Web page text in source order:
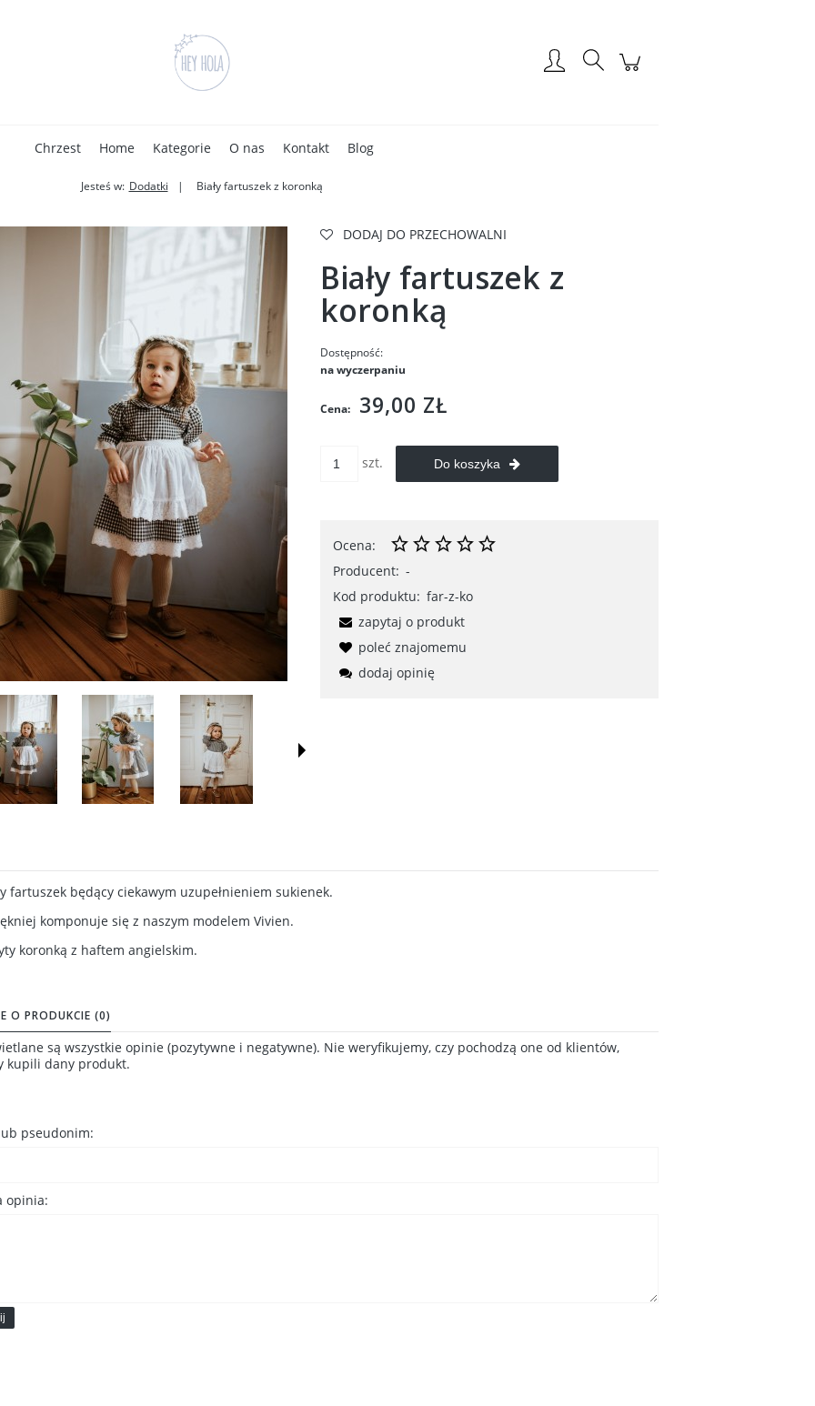
Chrzest Home Kategorie O nas Kontakt Blog
Jesteś w: Dodatki Biały fartuszek z koronką
DODAJ DO PRZECHOWALNI
Biały fartuszek z
koronką
Dostępność:
na wyczerpaniu
Cena: 39,00 ZŁ
szt. Do koszyka
Ocena:
Producent: -
Kod produktu: far-z-ko
zapytaj o produkt
poleć znajomemu
dodaj opinię
fartuszek będący ciekawym uzupełnieniem sukienek.
komponuje się z naszym modelem Vivien.
koronką z haftem angielskim.
O PRODUKCIE (0)
są wszystkie opinie (pozytywne i negatywne). Nie weryfikujemy, czy pochodzą one od klientów,
kupili dany produkt.
pseudonim:
opinia: